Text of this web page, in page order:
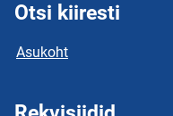
Otsi kiiresti
Asukoht